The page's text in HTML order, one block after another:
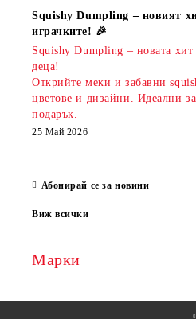
Squishy Dumpling – новият
играчките! 🎉
Squishy Dumpling – новата хит
деца!
Открийте меки и забавни
цветове и дизайни. Идеални
подарък.
25 Май 2026
Абонирай се за новини
Виж всички
Марки